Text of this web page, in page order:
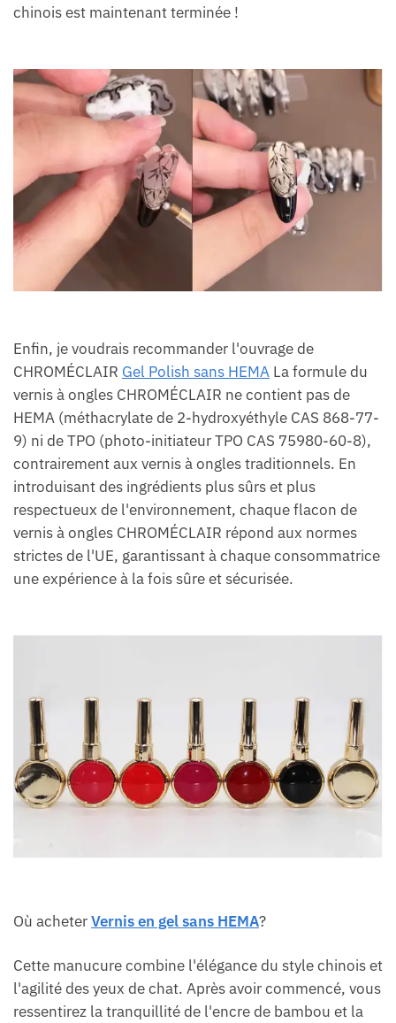
chinois est maintenant terminée !
Enfin, je voudrais recommander l'ouvrage de
CHROMÉCLAIR Gel Polish sans HEMA La formule du
vernis à ongles CHROMÉCLAIR ne contient pas de
HEMA (méthacrylate de 2-hydroxyéthyle CAS 868-77-
9) ni de TPO (photo-initiateur TPO CAS 75980-60-8),
contrairement aux vernis à ongles traditionnels. En
introduisant des ingrédients plus sûrs et plus
respectueux de l'environnement, chaque flacon de
vernis à ongles CHROMÉCLAIR répond aux normes
strictes de l'UE, garantissant à chaque consommatrice
une expérience à la fois sûre et sécurisée.
Où acheterVernis en gel sans HEMA?
Cette manucure combine l'élégance du style chinois et
l'agilité des yeux de chat. Après avoir commencé, vous
ressentirez la tranquillité de l'encre de bambou et la